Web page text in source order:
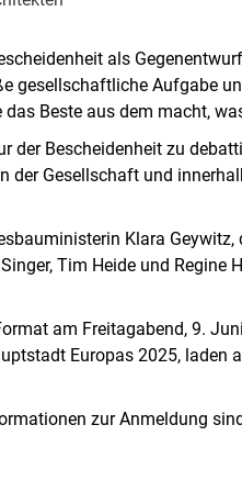
als
gesellschaftliche Aufgabe
Beste aus dem macht,
der Bescheidenheit zu
der Gesellschaft und
Klara Geywitz,
Tim Heide und Regine
am Freitagabend, 9.
Europas 2025, laden
zur Anmeldung